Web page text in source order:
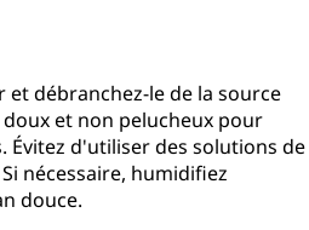
débranchez-le de la source
et non pelucheux pour
Évitez d'utiliser des solutions de
nécessaire, humidifiez
douce.